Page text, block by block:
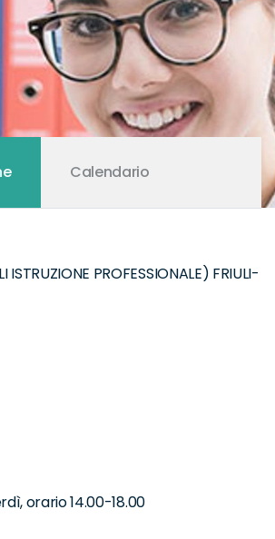
Calendario
ISTRUZIONE PROFESSIONALE) FRIULI-
orario 14.00-18.00